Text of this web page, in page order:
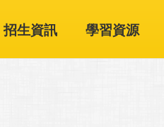
招生資訊 學習資源